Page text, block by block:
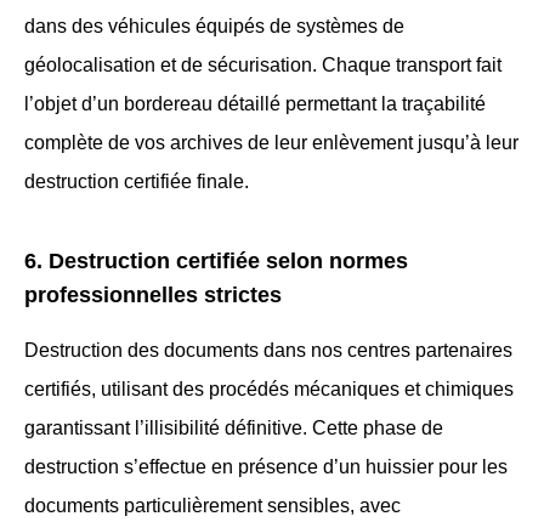
dans des véhicules équipés de systèmes de
géolocalisation et de sécurisation. Chaque transport fait
l’objet d’un bordereau détaillé permettant la traçabilité
complète de vos archives de leur enlèvement jusqu’à leur
destruction certifiée finale.
6. Destruction certifiée selon normes
professionnelles strictes
Destruction des documents dans nos centres partenaires
certifiés, utilisant des procédés mécaniques et chimiques
garantissant l’illisibilité définitive. Cette phase de
destruction s’effectue en présence d’un huissier pour les
documents particulièrement sensibles, avec